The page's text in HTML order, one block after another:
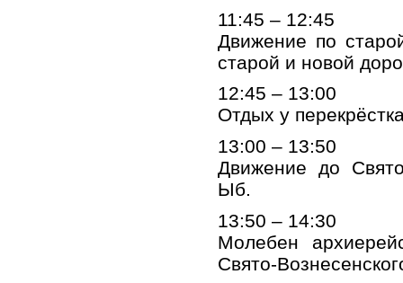
11:45 – 12:45
Движение по
старой и новой
12:45 – 13:00
Отдых у
13:00 – 13:50
Движение до
Ыб.
13:50 – 14:30
Молебен
Свято-